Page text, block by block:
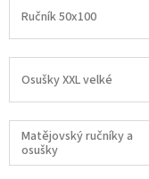
Ručník 50x100
Osušky XXL velké
Matějovský ručníky a
osušky